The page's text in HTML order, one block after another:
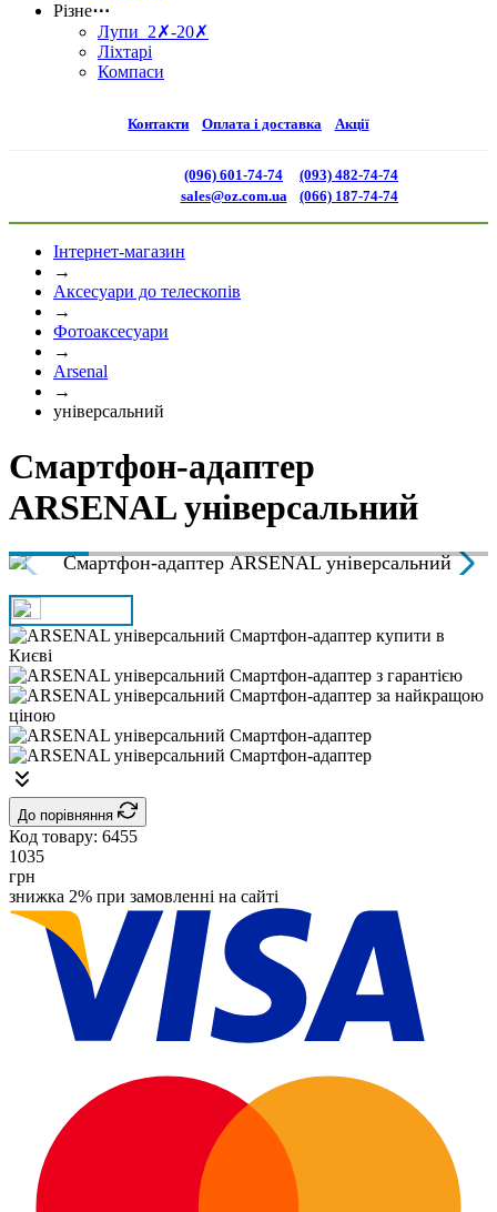
Різне⋯
Лупи 2✗-20✗
Ліхтарі
Компаси
Контакти Оплата і доставка Акції
(096) 601-74-74
sales@oz.com.ua
(093) 482-74-74
(066) 187-74-74
Інтернет-магазин
→
Аксесуари до телескопів
→
Фотоаксесуари
→
Arsenal
→
універсальний
Смартфон-адаптер
ARSENAL універсальний
До порівняння
Код товару: 6455
1035
грн
знижка 2% при замовленні на сайті